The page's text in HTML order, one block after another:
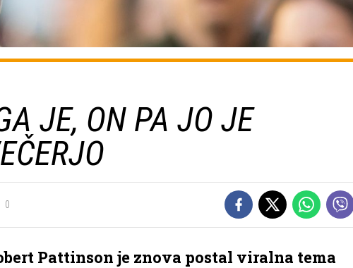
JE, ON PA JO JE
0
Pattinson je znova postal viralna tema